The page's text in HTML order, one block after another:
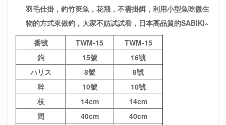
羽毛仕掛，釣竹筴魚，花飛，不需掛餌，利用小型魚吃微生
物的方式來做釣，大家不妨試試看，日本高品質的SABIKI~
番號
TWM-15
TWM-15
鉤
15號
16號
ハリス
8號
8號
幹
10號
10號
枝
14cm
14cm
間
40cm
40cm